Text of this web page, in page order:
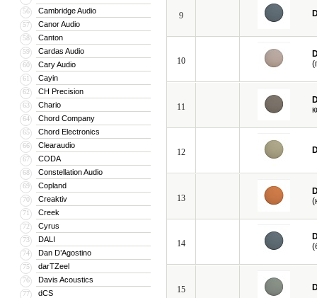
56 Cambridge Audio
57 Canor Audio
58 Canton
59 Cardas Audio
60 Cary Audio
61 Cayin
62 CH Precision
63 Chario
64 Chord Company
65 Chord Electronics
66 Clearaudio
67 CODA
68 Constellation Audio
69 Copland
70 Creaktiv
71 Creek
72 Cyrus
73 DALI
74 Dan D’Agostino
75 darTZeel
76 Davis Acoustics
77 dCS
9
10
11
12
13
14
15